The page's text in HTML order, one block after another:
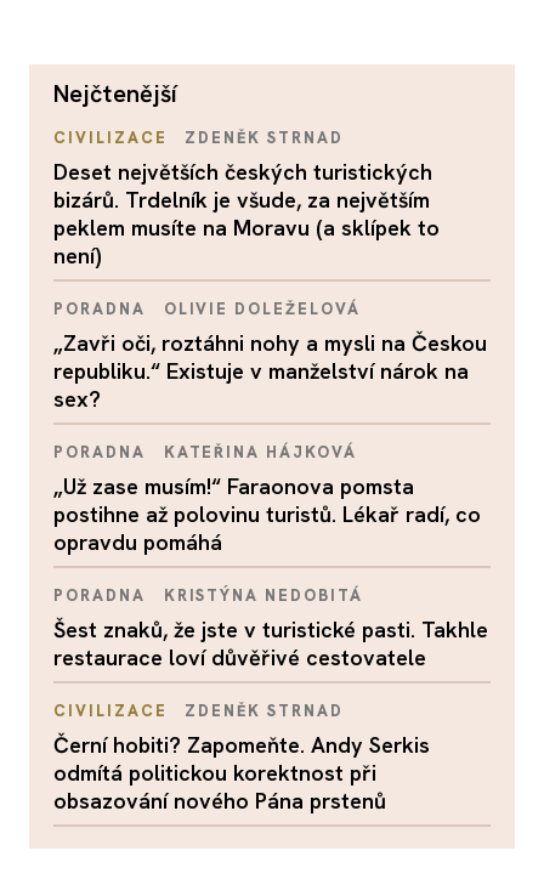
nejčtenější
CIVILIZACE ZDENĚK STRNAD
Deset největších českých turistických
bizárů. Trdelník je všude, za největším
peklem musíte na Moravu (a sklípek to
není)
PORADNA OLIVIE DOLEŽELOVÁ
„Zavři oči, roztáhni nohy a mysli na Českou
republiku.“ Existuje v manželství nárok na
sex?
PORADNA KATEŘINA HÁJKOVÁ
„Už zase musím!“ Faraonova pomsta
postihne až polovinu turistů. Lékař radí, co
opravdu pomáhá
PORADNA KRISTÝNA NEDOBITÁ
Šest znaků, že jste v turistické pasti. Takhle
restaurace loví důvěřivé cestovatele
CIVILIZACE ZDENĚK STRNAD
Černí hobiti? Zapomeňte. Andy Serkis
odmítá politickou korektnost při
obsazování nového Pána prstenů